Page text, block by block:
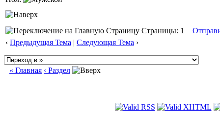
Страницы: 1
‹ Предыдущая Тема | Следующая Тема ›
« Главная ‹ Раздел